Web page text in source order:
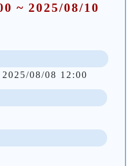
~ 2025/08/10
08/08 12:00